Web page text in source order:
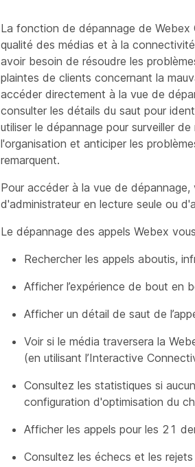
La fonction de dépannage de Webex
qualité des médias et à la
avoir besoin de résoudre les
plaintes de clients concernant la
accéder directement à la vue de
consulter les détails du saut pour
utiliser le dépannage pour surveiller
l'organisation et anticiper les
remarquent.
Pour accéder à la vue de
d'administrateur en lecture seule ou
Le dépannage des appels Webex
Rechercher les appels aboutis,
Afficher l’expérience de bout en
Afficher un détail de saut de
Voir si le média traversera la
(en utilisant l’Interactive
Consultez les statistiques si
configuration d'optimisation du
Afficher les appels pour les 21
Consultez les échecs et les